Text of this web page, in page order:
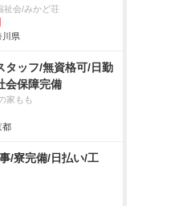
祉会/みかど荘
川県
タッフ/無資格可/日勤
会保障完備
家もも
都
/寮完備/日払い/工